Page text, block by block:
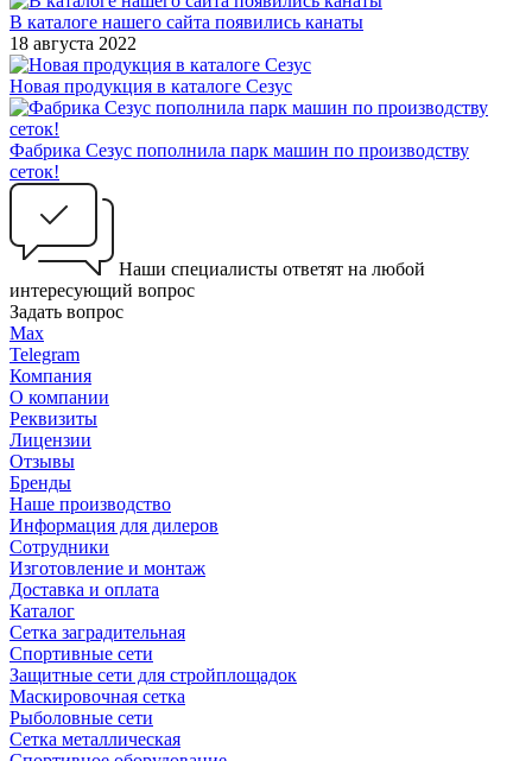
В каталоге нашего сайта появились канаты
18 августа 2022
Новая продукция в каталоге Сезус
Фабрика Сезус пополнила парк машин по производству
сеток!
Наши специалисты ответят на любой
интересующий вопрос
Задать вопрос
Max
Telegram
Компания
О компании
Реквизиты
Лицензии
Отзывы
Бренды
Наше производство
Информация для дилеров
Сотрудники
Изготовление и монтаж
Доставка и оплата
Каталог
Сетка заградительная
Спортивные сети
Защитные сети для стройплощадок
Маскировочная сетка
Рыболовные сети
Сетка металлическая